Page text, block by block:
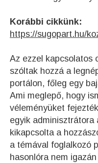
Korábbi cikkünk:
https://sugopart.hu/
Az ezzel kapcsolatos
szóltak hozzá a
portálon, főleg egy
Ami meglepő, hogy
véleményüket
egyik adminisztrátora
kikapcsolta a
a témával foglalkozó
hasonlóra nem